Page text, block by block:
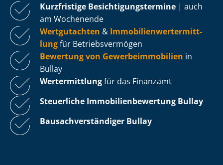
Kurzfristige Be­sich­ti­gungs­ter­mi­ne | auch
am Wochenende
Wertgutachten & Im­mo­bi­li­en­wert­ermitt­
lungfür Be­triebs­ver­mö­gen
Bewertung von Ge­wer­be­im­mo­bi­li­en in
Bullay
Wertermittlungfür das Finanzamt
Steuerliche Im­mo­bi­li­en­be­wer­tung Bullay
Bau­sach­ver­stän­di­ger Bullay